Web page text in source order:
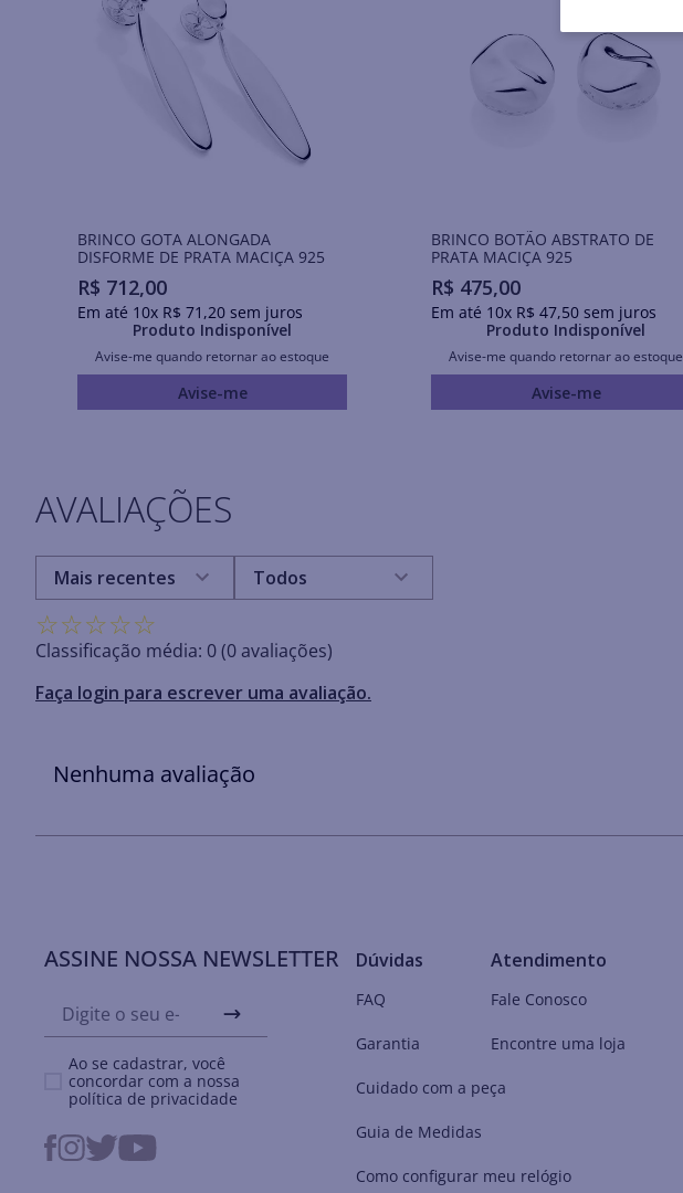
BRINCO GOTA ALONGADA
DISFORME DE PRATA MACIÇA 925
R$ 712,00
Em até 10x R$ 71 ,20 sem juros
Produto Indisponível
Avise-me quando retornar ao estoque
Avise-me
BRINCO BOTÃO ABSTRATO DE
PRATA MACIÇA 925
R$ 475,00
Em até 10x R$ 47,50 sem juros
Produto Indisponível
Avise-me quando retornar ao estoque
Avise-me
AVALIAÇÕES
☆☆☆☆☆
Classificação média: 0(0 avaliações)
Faça login para escrever uma avaliação.
Mais recentes Todos
Nenhuma avaliação
ASSINE NOSSA NEWSLETTER
Ao se cadastrar, você
concordar com a nossa
política de privacidade
Dúvidas
FAQ
Garantia
Cuidado com a peça
Guia de Medidas
Como configurar meu relógio
Atendimento
Fale Conosco
Encontre uma loja